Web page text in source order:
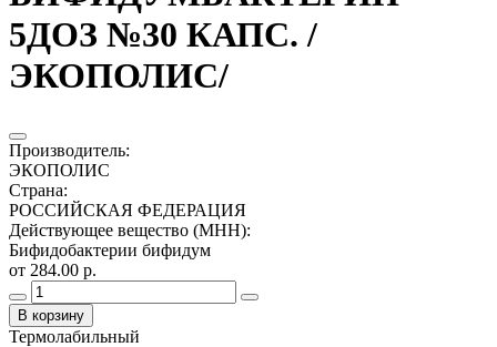
5ДОЗ №30 КАПС. /
ЭКОПОЛИС/
Производитель:
ЭКОПОЛИС
Страна:
РОССИЙСКАЯ ФЕДЕРАЦИЯ
Действующее вещество (МНН):
Бифидобактерии бифидум
от 284.00 р.
В корзину
Термолабильный